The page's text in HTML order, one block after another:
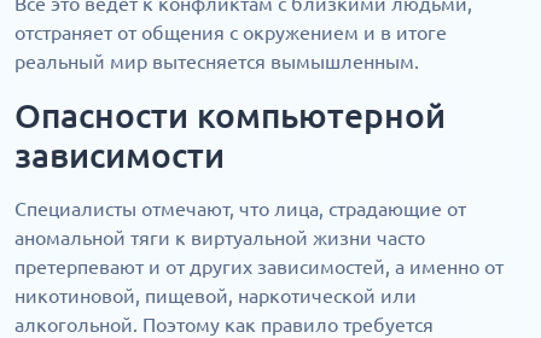
отстраняет от общения с окружением и в итоге
реальный мир вытесняется вымышленным.
Опасности компьютерной
зависимости
Специалисты отмечают, что лица, страдающие от
аномальной тяги к виртуальной жизни часто
претерпевают и от других зависимостей, а именно от
никотиновой, пищевой, наркотической или
алкогольной. Поэтому как правило требуется